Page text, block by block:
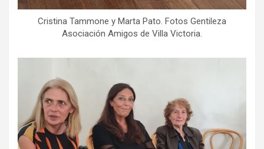
Cristina Tammone y Marta Pato. Fotos Gentileza
Asociación Amigos de Villa Victoria.